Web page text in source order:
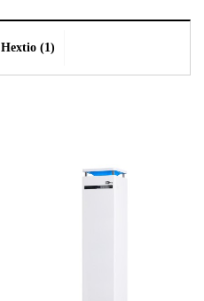
Hextio (1)